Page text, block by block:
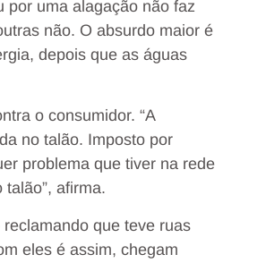
por uma alagação não faz
não. O absurdo maior é
depois que as águas
o consumidor. “A
no talão. Imposto por
problema que tiver na rede
afirma.
que teve ruas
eles é assim, chegam